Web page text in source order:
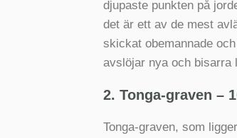
djupaste punkten på
det är ett av de mest
skickat obemannade
avslöjar nya och bisarra
2. Tonga-graven –
Tonga-graven, som